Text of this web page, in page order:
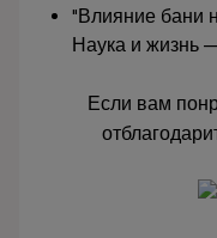
"Влияние бани
Наука и жизнь
Если вам